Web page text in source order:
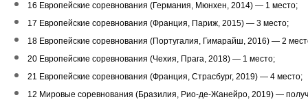
16 Европейские соревнования (Германия, Мюнхен, 2014) — 1 место;
17 Европейские соревнования (Франция, Париж, 2015) — 3 место;
18 Европейские соревнования (Португалия, Гимарайш, 2016) — 2
20 Европейские соревнования (Чехия, Прага, 2018) — 1 место;
21 Европейские соревнования (Франция, Страсбург, 2019) — 4 место;
12 Мировые соревнования (Бразилия, Рио-де-Жанейро, 2019) —